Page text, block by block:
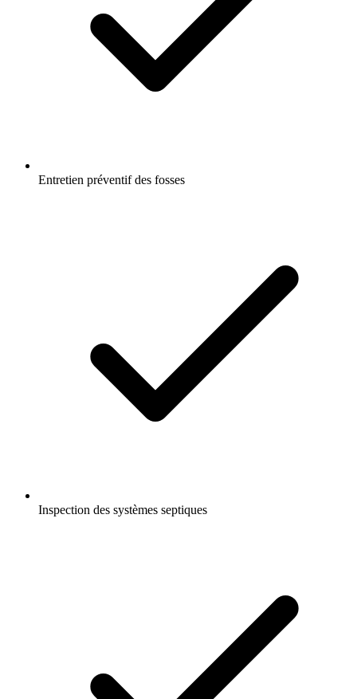
Entretien préventif des fosses
Inspection des systèmes septiques